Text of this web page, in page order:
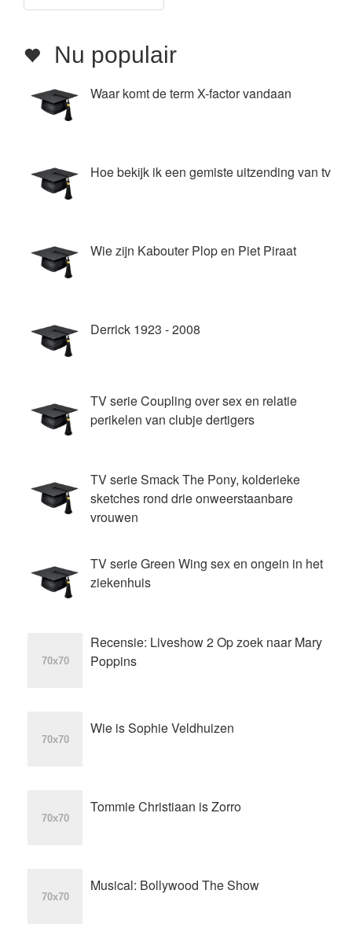
Nu populair
Waar komt de term X-factor vandaan
Hoe bekijk ik een gemiste uitzending van tv
Wie zijn Kabouter Plop en Piet Piraat
Derrick 1923 - 2008
TV serie Coupling over sex en relatie
perikelen van clubje dertigers
TV serie Smack The Pony, kolderieke
sketches rond drie onweerstaanbare
vrouwen
TV serie Green Wing sex en ongein in het
ziekenhuis
Recensie: Liveshow 2 Op zoek naar Mary
Poppins
Wie is Sophie Veldhuizen
Tommie Christiaan is Zorro
Musical: Bollywood The Show